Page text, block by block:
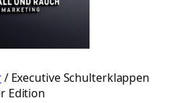
/ Executive Schulterklappen
Edition